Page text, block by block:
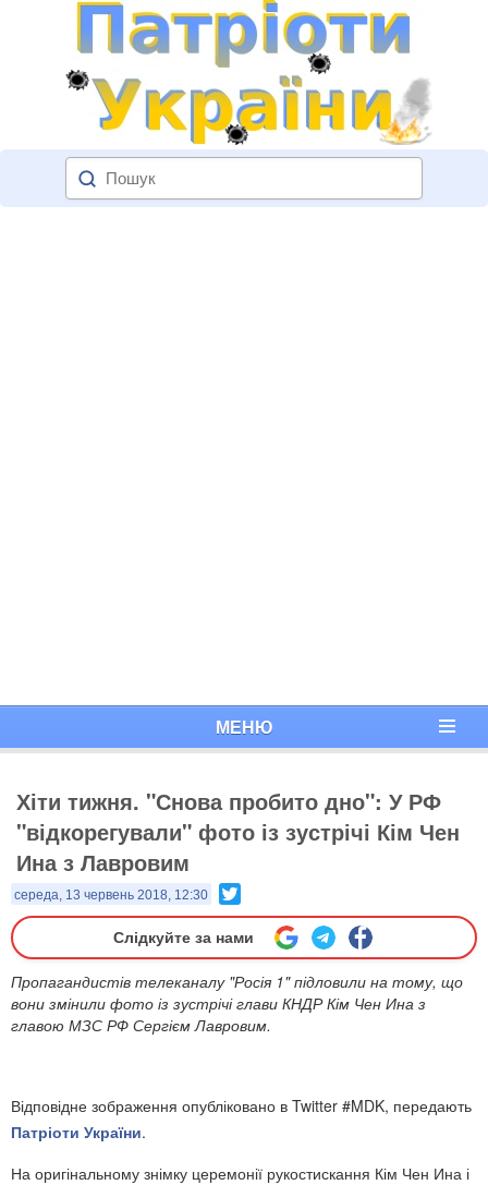
МЕНЮ
Хіти тижня. "Снова пробито дно": У РФ
"відкорегували" фото із зустрічі Кім Чен
Ина з Лавровим
середа, 13 червень 2018, 12:30
Слідкуйте за нами
Пропагандистів телеканалу "Росія 1" підловили на тому, що
вони змінили фото із зустрічі глави КНДР Кім Чен Ина з
главою МЗС РФ Сергієм Лавровим.
Відповідне зображення опубліковано в Twitter #MDK, передають
Патріоти України.
На оригінальному знімку церемонії рукостискання Кім Чен Ина і